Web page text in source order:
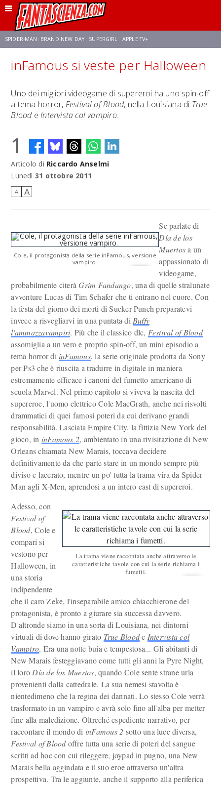
SPIDER-MAN: BRAND NEW DAY SUPERGIRL APPLE TV+
FRANCO RICCIARDIELLO ZENDAYA STAR TREK AVENGERS: DOOMSDAY
NETFLIX SADIE SINK STAR TREK: STRANGE NEW WORLDS
inFamous si veste per Halloween
Uno dei migliori videogame di supereroi ha uno spin-off
a tema horror, Festival of Blood, nella Louisiana di True
BloodeIntervista col vampiro.
1
Articolo di Riccardo Anselmi
Lunedì 31 ottobre 2011
A A
Cole, il protagonista della serie inFamous, versione
vampiro.
Se parlate di
Día de los
Muertosa un
appassionato di
videogame,
probabilmente citerà Grim Fandango, una di quelle stralunate
avventure Lucas di Tim Schafer che ti entrano nel cuore. Con
la festa del giorno dei morti di Sucker Punch preparatevi
invece a risvegliarvi in una puntata di Buffy
l'ammazzavampiri. Più che il classico dlc, Festival of Blood
assomiglia a un vero e proprio spin-off, un mini episodio a
tema horror di inFamous, la serie originale prodotta da Sony
per Ps3 che è riuscita a tradurre in digitale in maniera
estremamente efficace i canoni del fumetto americano di
scuola Marvel. Nel primo capitolo si viveva la nascita del
supereroe, l'uomo elettrico Cole MacGrath, anche nei risvolti
drammatici di quei famosi poteri da cui derivano grandi
responsabilità. Lasciata Empire City, la fittizia New York del
gioco, in inFamous 2, ambientato in una rivisitazione di New
Orleans chiamata New Marais, toccava decidere
definitivamente da che parte stare in un mondo sempre più
diviso e lacerato, mentre un po' tutta la trama vira da Spider-
Man agli X-Men, aprendosi a un intero cast di supereroi.
La trama viene raccontata anche attraverso le
caratteristiche tavole con cui la serie richiama i
fumetti.
Adesso, con
Festival of
Blood, Cole e
compari si
vestono per
Halloween, in
una storia
indipendente
che il caro Zeke, l'inseparabile amico chiacchierone del
protagonista, è pronto a giurare sia successa davvero.
D'altronde siamo in una sorta di Louisiana, nei dintorni
virtuali di dove hanno girato True Bloode Intervista col
Vampiro. Era una notte buia e tempestosa... Gli abitanti di
New Marais festeggiavano come tutti gli anni la Pyre Night,
il loro Día de los Muertos, quando Cole sente strane urla
provenienti dalla cattedrale. La sua nemesi stavolta è
nientedimeno che la regina dei dannati. Lo stesso Cole verrà
trasformato in un vampiro e avrà solo fino all'alba per metter
fine alla maledizione. Oltreché espediente narrativo, per
raccontare il mondo di inFamous 2 sotto una luce diversa,
Festival of Bloodoffre tutta una serie di poteri del sangue
scritti ad hoc con cui rileggere, joypad in pugno, una New
Marais bella aggindata e il suo eroe attraverso un'altra
prospettiva. Tra le aggiunte, anche il supporto alla periferica